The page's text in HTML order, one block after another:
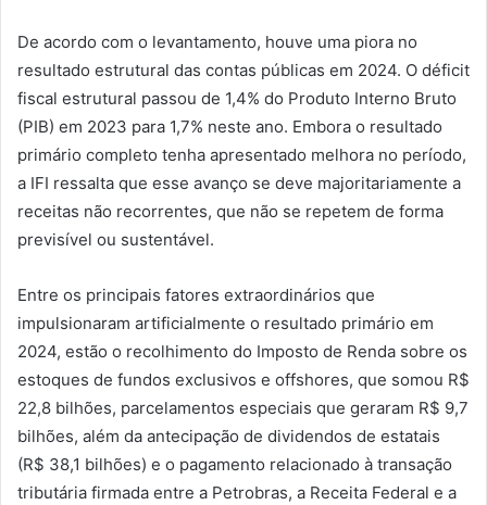
De acordo com o levantamento, houve uma piora no
resultado estrutural das contas públicas em 2024. O déficit
fiscal estrutural passou de 1,4% do Produto Interno Bruto
(PIB) em 2023 para 1,7% neste ano. Embora o resultado
primário completo tenha apresentado melhora no período,
a IFI ressalta que esse avanço se deve majoritariamente a
receitas não recorrentes, que não se repetem de forma
previsível ou sustentável.
Entre os principais fatores extraordinários que
impulsionaram artificialmente o resultado primário em
2024, estão o recolhimento do Imposto de Renda sobre os
estoques de fundos exclusivos e offshores, que somou R$
22,8 bilhões, parcelamentos especiais que geraram R$ 9,7
bilhões, além da antecipação de dividendos de estatais
(R$ 38,1 bilhões) e o pagamento relacionado à transação
tributária firmada entre a Petrobras, a Receita Federal e a